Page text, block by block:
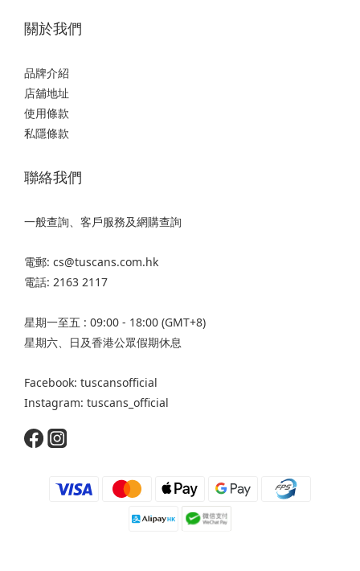
關於我們
品牌介紹
店舖地址
使用條款
私隱條款
聯絡我們
一般查詢、客戶服務及網購查詢
電郵: cs@tuscans.com.hk
電話: 2163 2117
星期一至五 : 09:00 - 18:00 (GMT+8)
星期六、日及香港公眾假期休息
Facebook: tuscansofficial
Instagram: tuscans_official